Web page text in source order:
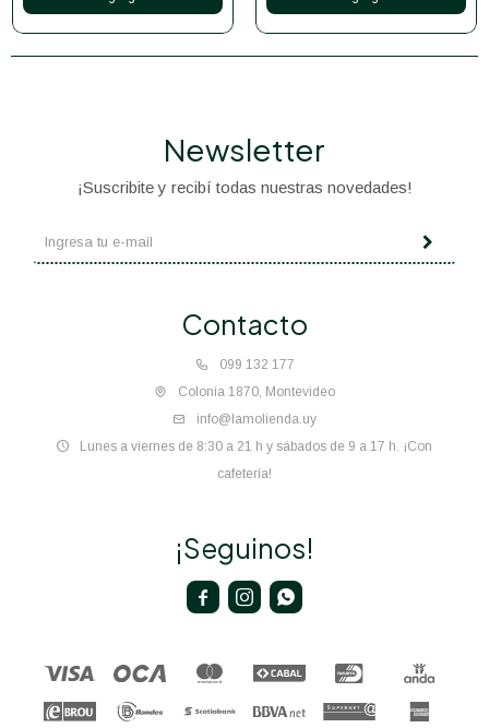
Contacto
099 132 177
Colonia 1870, Montevideo
info@lamolienda.uy
Lunes a viernes de 8:30 a 21 h y sábados de 9 a 17 h. ¡Con
cafetería!
Newsletter
¡Suscribite y recibí todas nuestras novedades!
¡Seguinos!
  